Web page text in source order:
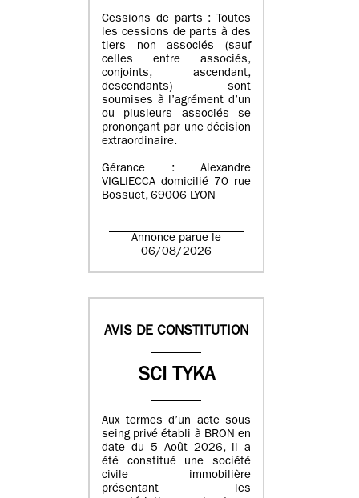
Cessions de parts : Toutes
les cessions de parts à des
tiers non associés (sauf
celles entre associés,
conjoints, ascendant,
descendants) sont
soumises à l’agrément d’un
ou plusieurs associés se
prononçant par une décision
extraordinaire.
Gérance : Alexandre
VIGLIECCA domicilié 70 rue
Bossuet, 69006 LYON
Annonce parue le
06/08/2026
AVIS DE CONSTITUTION
SCI TYKA
Aux termes d’un acte sous
seing privé établi à BRON en
date du 5 Août 2026, il a
été constitué une société
civile immobilière
présentant les